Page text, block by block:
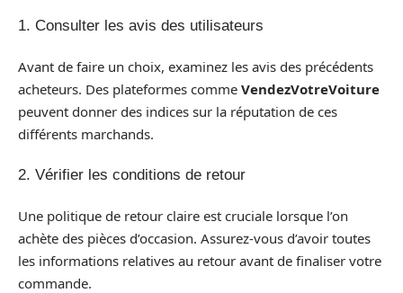
1. Consulter les avis des utilisateurs
Avant de faire un choix, examinez les avis des précédents
acheteurs. Des plateformes comme VendezVotreVoiture
peuvent donner des indices sur la réputation de ces
différents marchands.
2. Vérifier les conditions de retour
Une politique de retour claire est cruciale lorsque l’on
achète des pièces d’occasion. Assurez-vous d’avoir toutes
les informations relatives au retour avant de finaliser votre
commande.